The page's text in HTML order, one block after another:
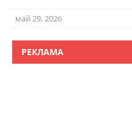
май 29, 2026
РЕКЛАМА